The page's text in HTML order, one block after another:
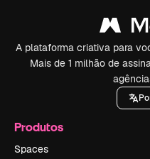
A plataforma criativa para
Mais de 1 milhão de
Produtos
Spaces